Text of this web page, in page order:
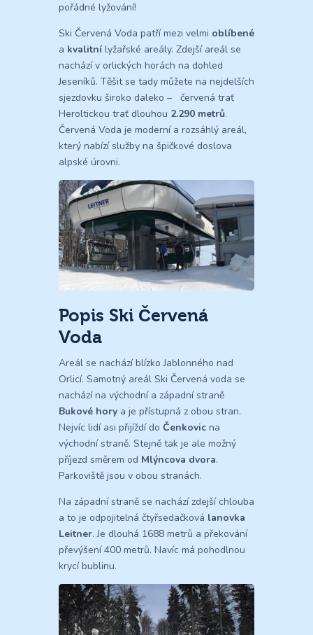
pořádné lyžování!
Ski Červená Voda patří mezi velmi oblíbené
a kvalitní lyžařské areály. Zdejší areál se
nachází v orlických horách na dohled
Jeseníků. Těšit se tady můžete na nejdelších
sjezdovku široko daleko – červená trať
Heroltickou trať dlouhou 2.290 metrů.
Červená Voda je moderní a rozsáhlý areál,
který nabízí služby na špičkové doslova
alpské úrovni.
Popis Ski Červená
Voda
Areál se nachází blízko Jablonného nad
Orlicí. Samotný areál Ski Červená voda se
nachází na východní a západní straně
Bukové hory a je přístupná z obou stran.
Nejvíc lidí asi přijíždí do Čenkovic na
východní straně. Stejně tak je ale možný
příjezd směrem od Mlýncova dvora.
Parkoviště jsou v obou stranách.
Na západní straně se nachází zdejší chlouba
a to je odpojitelná čtyřsedačková lanovka
Leitner. Je dlouhá 1688 metrů a překování
převýšení 400 metrů. Navíc má pohodlnou
krycí bublinu.